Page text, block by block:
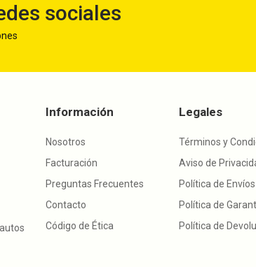
sociales
Información
Nosotros
Facturación
Preguntas Frecuentes
Contacto
Código de Ética
Legales
Términos y
Aviso de
Política de Envíos
Política de
Política de